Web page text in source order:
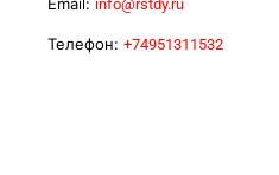
Email: info@rstdy.ru
Телефон: +74951311532